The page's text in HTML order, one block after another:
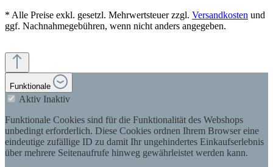
* Alle Preise exkl. gesetzl. Mehrwertsteuer zzgl. Versandkosten und
ggf. Nachnahmegebühren, wenn nicht anders angegeben.
Funktionale
Aktiv Inaktiv
Funktionale Cookies sind für die Funktionalität des Webshops
unbedingt erforderlich. Diese Cookies ordnen Ihrem Browser eine
eindeutige zufällige ID zu damit Ihr ungehindertes Einkaufserlebnis
über mehrere Seitenaufrufe hinweg gewährleistet werden kann.